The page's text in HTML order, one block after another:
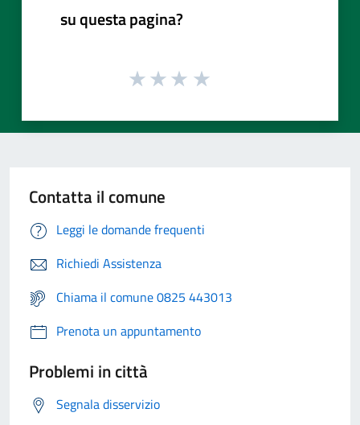
su questa pagina?
Contatta il comune
Leggi le domande frequenti
Richiedi Assistenza
Chiama il comune 0825 443013
Prenota un appuntamento
Problemi in città
Segnala disservizio